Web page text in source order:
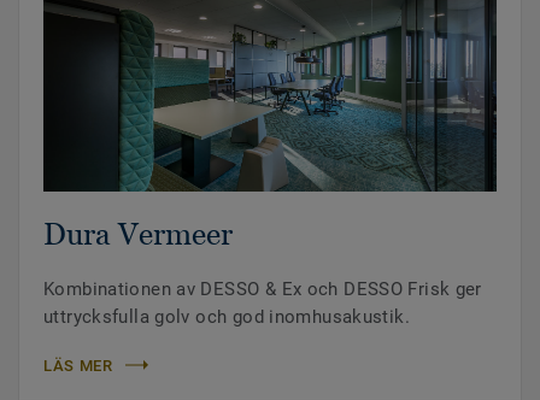
Dura Vermeer
Kombinationen av DESSO & Ex och DESSO Frisk ger
uttrycksfulla golv och god inomhusakustik.
LÄS MER